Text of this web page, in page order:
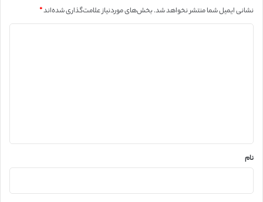
نشانی ایمیل شما منتشر نخواهد شد.بخش‌های موردنیاز علامت‌گذاری شده‌اند*
نام